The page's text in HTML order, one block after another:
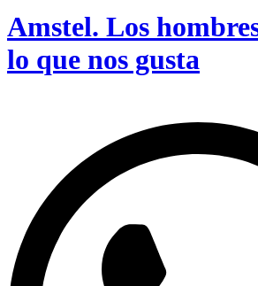
Amstel. Los
lo que nos gusta